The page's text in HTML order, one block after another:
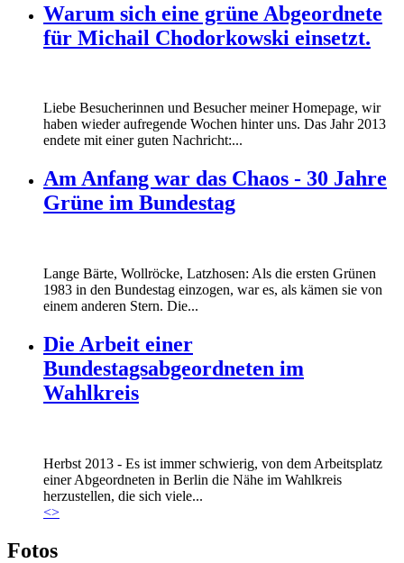
Warum sich eine grüne Abgeordnete
für Michail Chodorkowski einsetzt.
Liebe Besucherinnen und Besucher meiner Homepage, wir
haben wieder aufregende Wochen hinter uns. Das Jahr 2013
endete mit einer guten Nachricht:...
Am Anfang war das Chaos - 30 Jahre
Grüne im Bundestag
Lange Bärte, Wollröcke, Latzhosen: Als die ersten Grünen
1983 in den Bundestag einzogen, war es, als kämen sie von
einem anderen Stern. Die...
Die Arbeit einer
Bundestagsabgeordneten im
Wahlkreis
Marie_und_Wahlkreis.jpg
Marie_und_Wahlkreis.jpg
Herbst 2013 - Es ist immer schwierig, von dem Arbeitsplatz
einer Abgeordneten in Berlin die Nähe im Wahlkreis
herzustellen, die sich viele...
<>
Fotos